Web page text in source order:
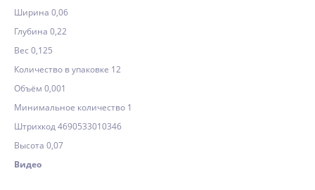
Ширина 0,06
Глубина 0,22
Вес 0,125
Количество в упаковке 12
Объём 0,001
Минимальное количество 1
Штрихкод 4690533010346
Высота 0,07
Видео